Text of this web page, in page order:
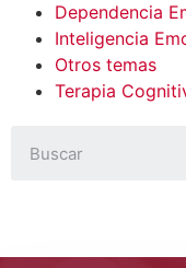
Dependencia
Inteligencia
Otros temas
Terapia